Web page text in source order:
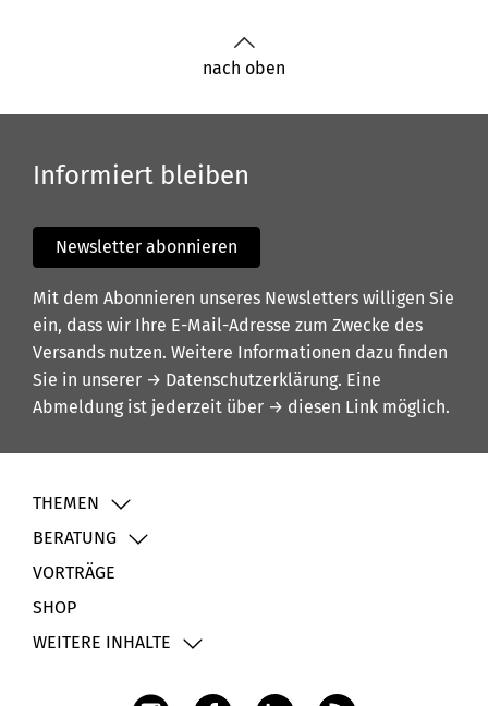
nach oben
Informiert bleiben
Newsletter abonnieren
Mit dem Abonnieren unseres Newsletters willigen Sie
ein, dass wir Ihre E-Mail-Adresse zum Zwecke des
Versands nutzen. Weitere Informationen dazu finden
Sie in unserer → Datenschutzerklärung. Eine
Abmeldung ist jederzeit über → diesen Link möglich.
THEMEN
BERATUNG
VORTRÄGE
SHOP
WEITERE INHALTE